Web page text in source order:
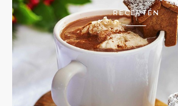
RECEPTEN